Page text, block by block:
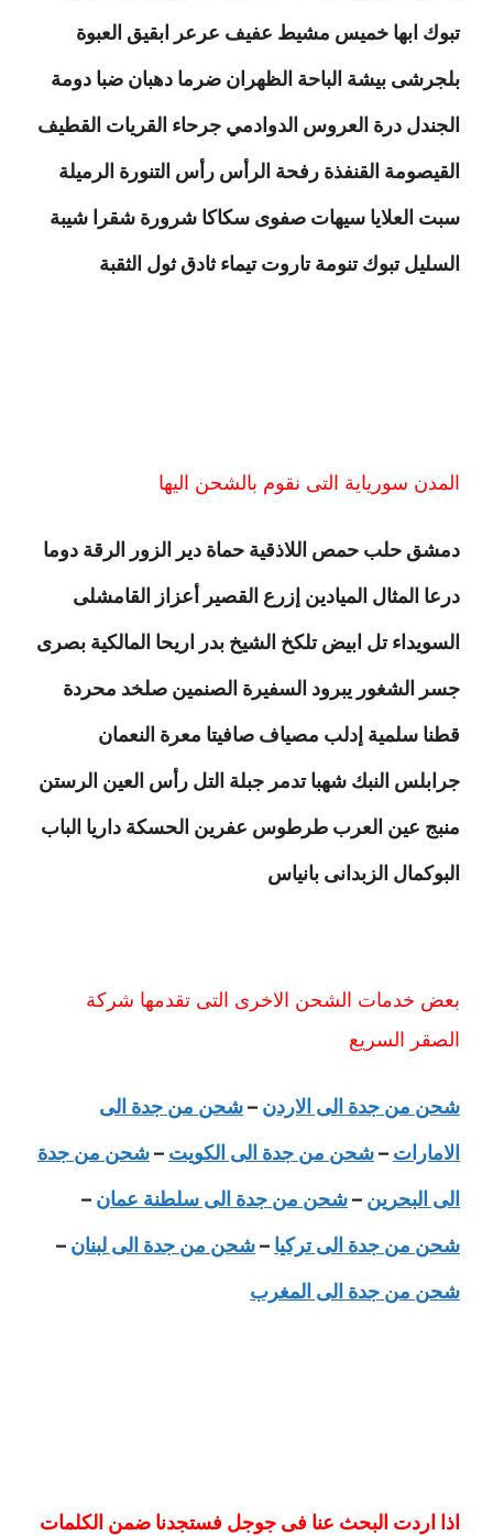
تبوك ابها خميس مشيط عفيف عرعر ابقيق العبوة
بلجرشى بيشة الباحة الظهران ضرما دهبان ضبا دومة
الجندل درة العروس الدوادمي جرحاء القريات القطيف
القيصومة القنفذة رفحة الرأس رأس التنورة الرميلة
سبت العلايا سيهات صفوى سكاكا شرورة شقرا شيبة
السليل تبوك تنومة تاروت تيماء ثادق ثول الثقبة
المدن سورياية التى نقوم بالشحن اليها
دمشق حلب حمص اللاذقية حماة دير الزور الرقة دوما
درعا المثال الميادين إزرع القصير أعزاز القامشلى
السويداء تل ابيض تلكخ الشيخ بدر اريحا المالكية بصرى
جسر الشغور يبرود السفيرة الصنمين صلخد محردة
قطنا سلمية إدلب مصياف صافيتا معرة النعمان
جرابلس النبك شهبا تدمر جبلة التل رأس العين الرستن
منبج عين العرب طرطوس عفرين الحسكة داريا الباب
البوكمال الزبدانى بانياس
بعض خدمات الشحن الاخرى التى تقدمها شركة
الصقر السريع
شحن من جدة الى الاردن–شحن من جدة الى
الامارات–شحن من جدة الى الكويت–شحن من جدة
الى البحرين–شحن من جدة الى سلطنة عمان–
شحن من جدة الى تركيا–شحن من جدة الى لبنان–
شحن من جدة الى المغرب
اذا اردت البحث عنا فى جوجل فستجدنا ضمن الكلمات